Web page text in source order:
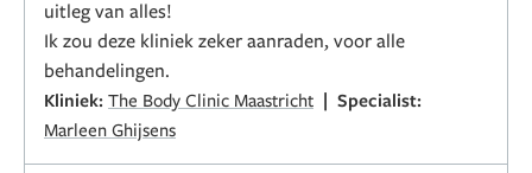
uitleg van alles!
Ik zou deze kliniek zeker aanraden, voor alle
behandelingen.
Kliniek: The Body Clinic Maastricht | Specialist:
Marleen Ghijsens